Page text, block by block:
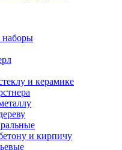
наборы
и керамике
и кирпичу